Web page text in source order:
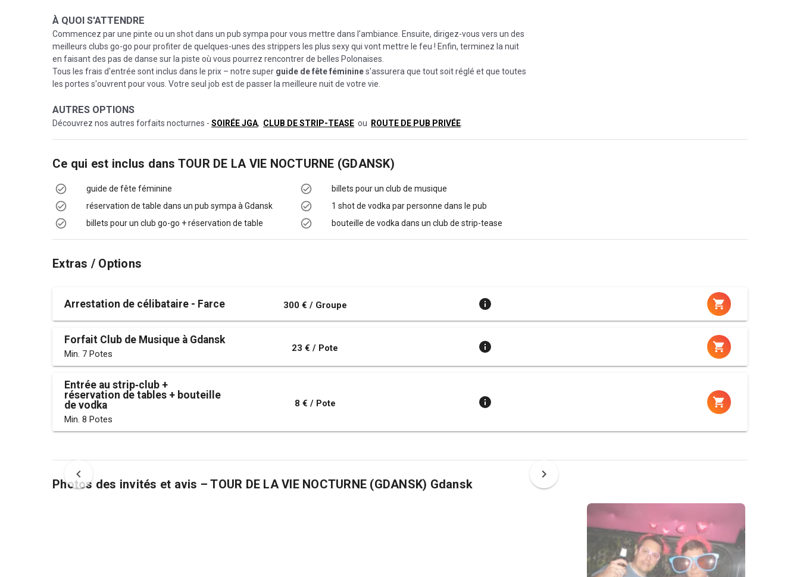
À QUOI S'ATTENDRE
Commencez par une pinte ou un shot dans un pub sympa pour vous mettre dans l'ambiance. Ensuite, dirigez-vous vers un des
meilleurs clubs go-go pour profiter de quelques-unes des strippers les plus sexy qui vont mettre le feu ! Enfin, terminez la nuit
en faisant des pas de danse sur la piste où vous pourrez rencontrer de belles Polonaises.
Tous les frais d'entrée sont inclus dans le prix – notre super guide de fête féminines'assurera que tout soit réglé et que toutes
les portes s'ouvrent pour vous. Votre seul job est de passer la meilleure nuit de votre vie.
AUTRES OPTIONS
Découvrez nos autres forfaits nocturnes - SOIRÉE JGA, CLUB DE STRIP-TEASE ou ROUTE DE PUB PRIVÉE
Ce qui est inclus dans TOUR DE LA VIE NOCTURNE (GDANSK)
guide de fête féminine
réservation de table dans un pub sympa à Gdansk
billets pour un club go-go + réservation de table
billets pour un club de musique
1 shot de vodka par personne dans le pub
bouteille de vodka dans un club de strip-tease
Extras / Options
Arrestation de célibataire - Farce 300 € / Groupe
Forfait Club de Musique à Gdansk
Min. 7 Potes
23 € / Pote
Entrée au strip‑club +
réservation de tables + bouteille
de vodka
Min. 8 Potes
8 € / Pote
Photos des invités et avis – TOUR DE LA VIE NOCTURNE (GDANSK) Gdansk